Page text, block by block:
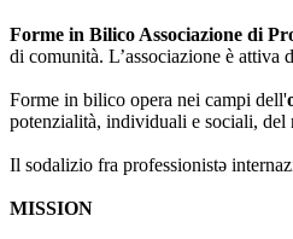
Forme in Bilico Associazione di
di comunità. L’associazione è attiva
Forme in bilico opera nei campi dell'
potenzialità, individuali e sociali, del
Il sodalizio fra professionistə
MISSION